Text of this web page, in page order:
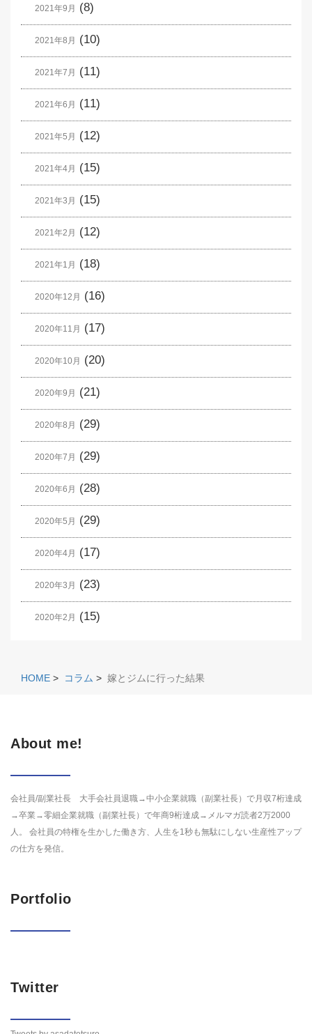
2021年9月 (8)
2021年8月 (10)
2021年7月 (11)
2021年6月 (11)
2021年5月 (12)
2021年4月 (15)
2021年3月 (15)
2021年2月 (12)
2021年1月 (18)
2020年12月 (16)
2020年11月 (17)
2020年10月 (20)
2020年9月 (21)
2020年8月 (29)
2020年7月 (29)
2020年6月 (28)
2020年5月 (29)
2020年4月 (17)
2020年3月 (23)
2020年2月 (15)
HOME > コラム > 嫁とジムに行った結果
About me!
会社員/副業社長 大手会社員退職→中小企業就職（副業社長）で月収7桁達成
→卒業→零細企業就職（副業社長）で年商9桁達成→メルマガ読者2万2000
人。 会社員の特権を生かした働き方、人生を1秒も無駄にしない生産性アップ
の仕方を発信。
Portfolio
Twitter